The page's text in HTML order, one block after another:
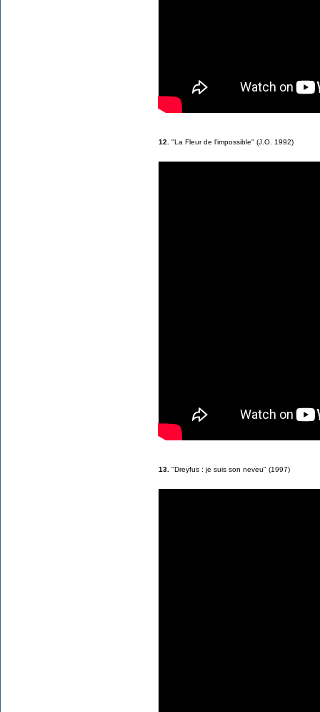
12. "La Fleur de l'impossible" (J.O. 1992)
13. "Dreyfus : je suis son neveu" (1997)